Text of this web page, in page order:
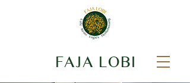
FAJA LOBI